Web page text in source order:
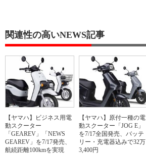
関連性の高いNEWS記事
【ヤマハ】ビジネス用電
動スクーター
「GEAREV」「NEWS
GEAREV」を7/17発売、
航続距離100kmを実現
【ヤマハ】原付一種の電
動スクーター「JOG E」
を7/17全国発売、バッテ
リー・充電器込みで32万
3,400円